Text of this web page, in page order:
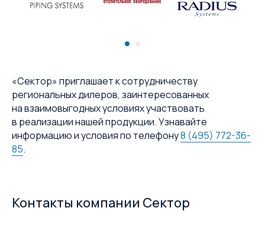
«Сектор» приглашает к сотрудничеству
региональных дилеров, заинтересованных
на взаимовыгодных условиях участвовать
в реализации нашей продукции. Узнавайте
информацию и условия по телефону8 (495) 772-36-
85.
Контакты компании Сектор